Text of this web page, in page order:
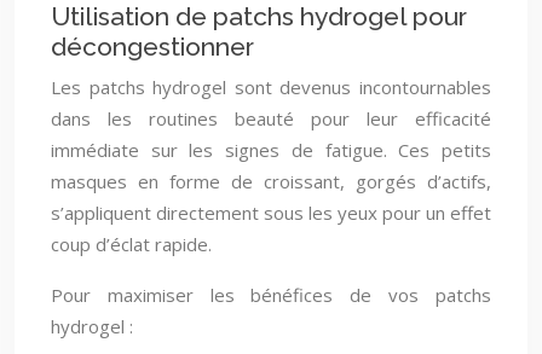
Utilisation de patchs hydrogel pour
décongestionner
Les patchs hydrogel sont devenus incontournables
dans les routines beauté pour leur efficacité
immédiate sur les signes de fatigue. Ces petits
masques en forme de croissant, gorgés d’actifs,
s’appliquent directement sous les yeux pour un effet
coup d’éclat rapide.
Pour maximiser les bénéfices de vos patchs
hydrogel :